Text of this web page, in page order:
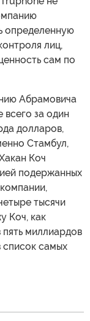
определенную
лиц,
сам по
Абрамовича
всего за один
долларов,
Стамбул,
Коч
подержанных
тысячи
Коч, как
миллиардов
список самых